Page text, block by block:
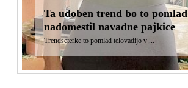
Ta udoben trend bo to pomlad
nadomestil navadne pajkice
Trendseterke to pomlad telovadijo v ...